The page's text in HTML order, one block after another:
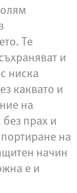
Те
и
ниска
каквато и
на
прах и
на
начин
е и